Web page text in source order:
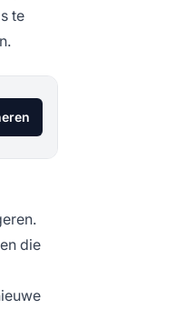
te
die